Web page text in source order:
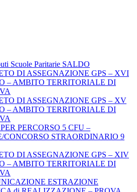
Scuole Paritarie SALDO
DI ASSEGNAZIONE GPS – XVI
– AMBITO TERRITORIALE DI
DI ASSEGNAZIONE GPS – XV
– AMBITO TERRITORIALE DI
PERCORSO 5 CFU –
CONCORSO STRAORDINARIO 9
DI ASSEGNAZIONE GPS – XIV
– AMBITO TERRITORIALE DI
ESTRAZIONE